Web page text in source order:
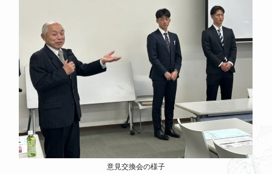
意見交換会の様子